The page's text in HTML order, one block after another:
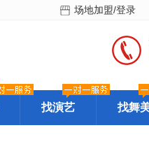
场地加盟/登录
找演艺 找舞